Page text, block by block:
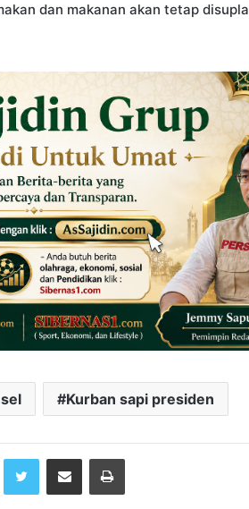
dan makanan akan tetap
Kurban sapi presiden
TwitterShare via Email Print